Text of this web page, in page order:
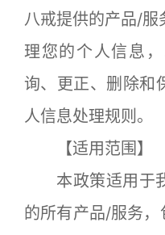
八戒提供的产品/服
理您的个人信息
询、更正、删除和
人信息处理规则。
【适用范围】
本政策适用于我
的所有产品/服务，